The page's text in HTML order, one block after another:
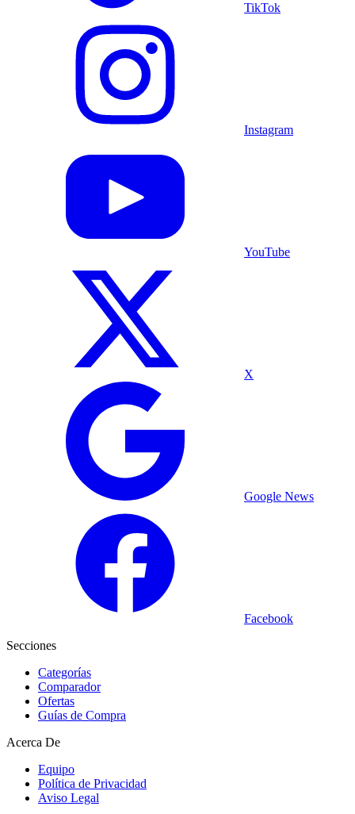
TikTok
Instagram
YouTube
X
Google News
Facebook
Secciones
Categorías
Comparador
Ofertas
Guías de Compra
Acerca De
Equipo
Política de Privacidad
Aviso Legal